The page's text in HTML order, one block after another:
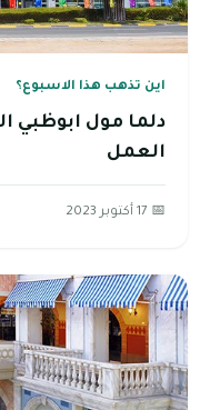
اين تذهب هذا الاسبوع؟
دلما مول ابوظبي
العمل
📅 17 أكتوبر 2023